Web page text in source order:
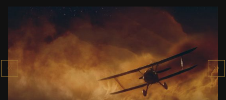
PILOTS
MUSICAL
SEE PROJECT